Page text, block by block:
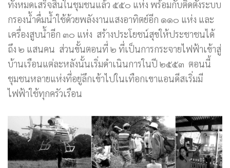
ทั้งหมดเสร็จสิ้นในชุมชนแล้ว ๕๕๐ แห่ง พร้อมกับติดตั้งระบบ
กรองน้ำดื่มน้ำใช้ด้วยพลังงานแสงอาทิตย์อีก ๑๑๐ แห่ง และ
เครื่องสูบน้ำอีก ๓๐ แห่ง สร้างประโยชน์สุขให้ประชาชนได้
ถึง ๒ แสนคน ส่วนขั้นตอนที่ ๒ ที่เป็นการกระจายไฟฟ้าเข้าสู่
บ้านเรือนแต่ละหลังนั้นเริ่มดำเนินการในปี ๒๕๕๓ ตอนนี้
ชุมชนหลายแห่งที่อยู่ลึกเข้าไปในเทือกเขาแอนดีสเริ่มมี
ไฟฟ้าใช้ทุกครัวเรือน